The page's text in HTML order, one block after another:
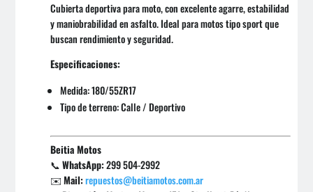
Cubierta deportiva para moto, con excelente agarre, estabilidad
y maniobrabilidad en asfalto. Ideal para motos tipo sport que
buscan rendimiento y seguridad.
Especificaciones:
Medida: 180/55ZR17
Tipo de terreno: Calle / Deportivo
Beitia Motos
📞WhatsApp:299 504-2992
✉️Mail: repuestos@beitiamotos.com.ar